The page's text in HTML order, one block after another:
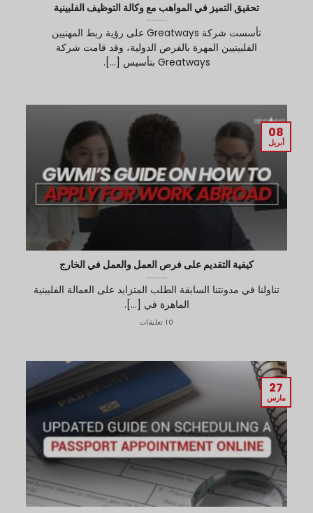
تحقيق التميز في المواهب مع وكالة التوظيف الفلبينية
تأسست شركة Greatways على رؤية ربط المهنيين
الفلبينيين المهرة بالفرص الدولية، وقد قامت شركة
Greatways بتأسيس [...].
كيفية التقديم على فرص العمل والعمل في الخارج
تناولنا في مدونتنا السابقة الطلب المتزايد على العمالة الفلبينية
الماهرة في [...].
10 تعليقات
08
أبريل
27
مارس